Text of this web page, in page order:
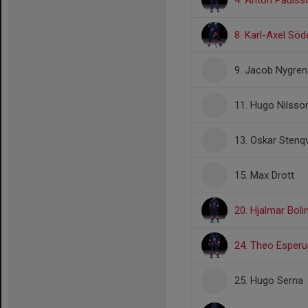
8. Karl-Axel
9. Jacob Nygren
11. Hugo
13. Oskar
15. Max Drott
20. Hjalmar Bolin
24. Theo
25. Hugo Serna